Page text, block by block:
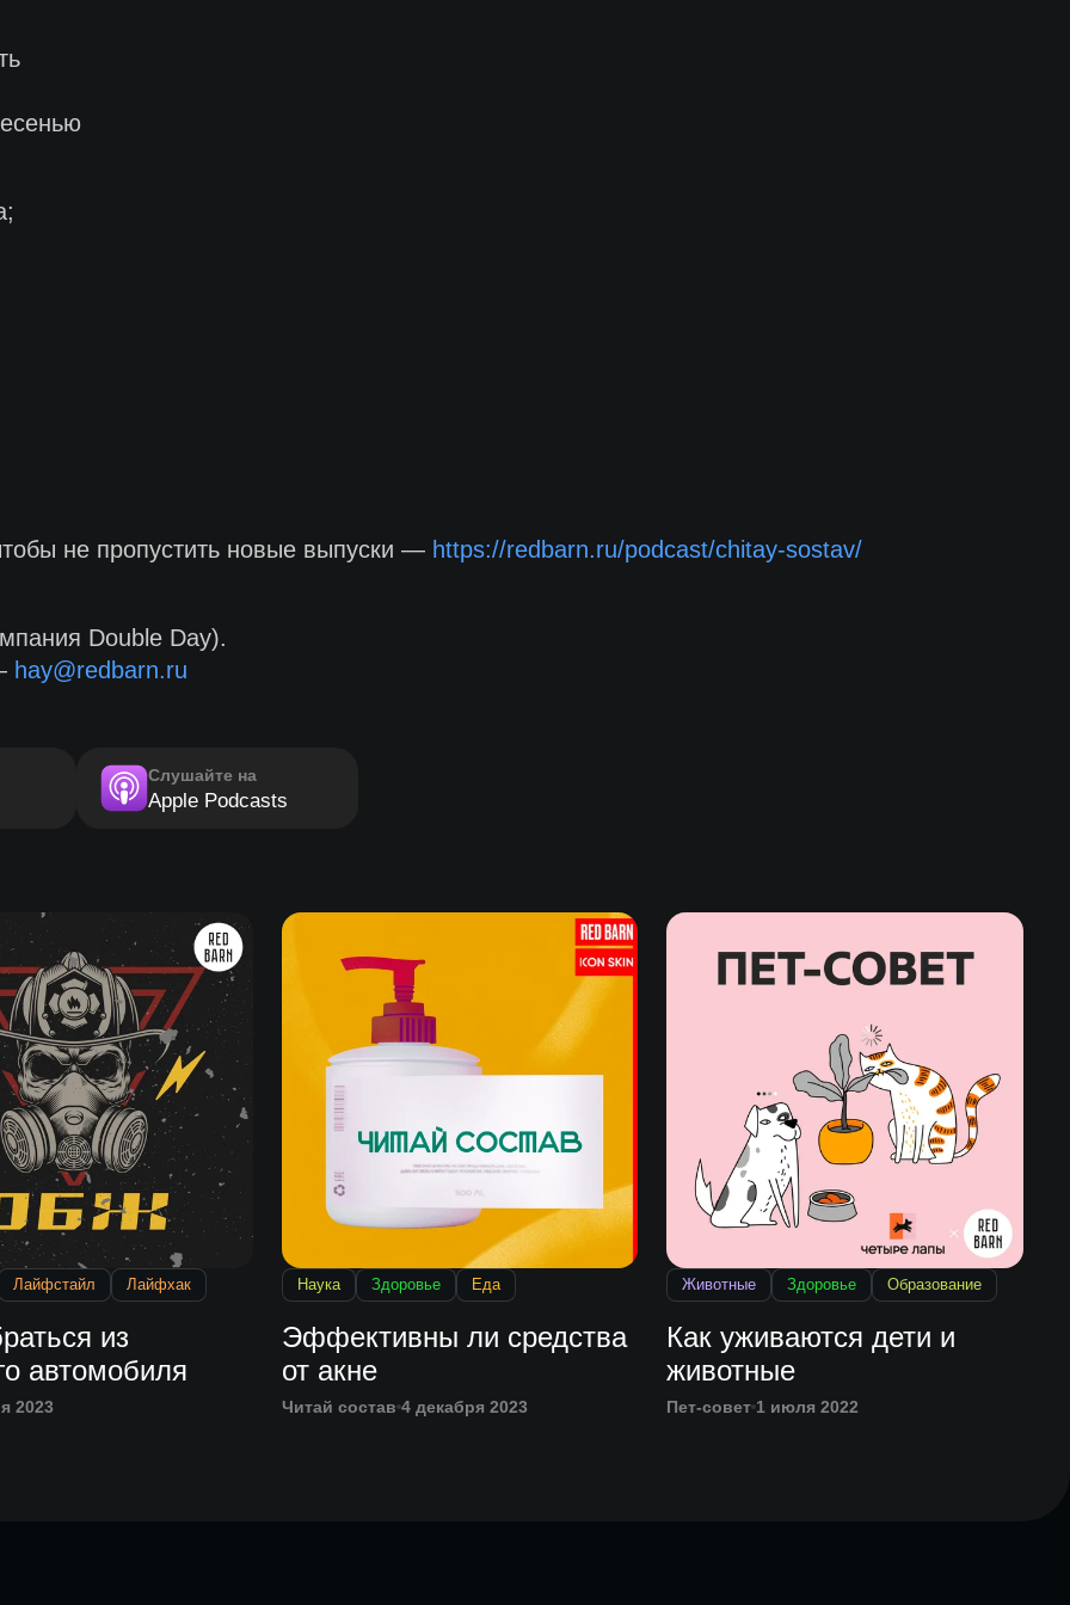
не пропустить новые выпуски — https://redbarn.ru/podcast/chitay-sostav/
Double Day).
hay@redbarn.ru
Слушайте на
Apple Podcasts
Лайфстайл Лайфхак
из
автомобиля
2023
Наука Здоровье Еда
Эффективны ли средства
от акне
Читай состав 4 декабря 2023
Животные Здоровье Образование
Как уживаются дети и
животные
Пет-совет 1 июля 2022